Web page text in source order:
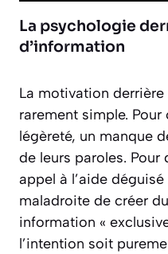
La psychologie
d’information
La motivation
rarement simple.
légèreté, un manque
de leurs paroles. Pour
appel à l’aide
maladroite de créer
information «
l’intention soit